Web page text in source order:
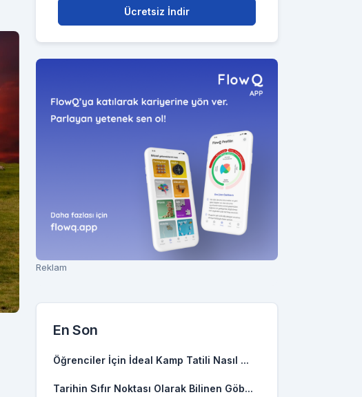
Ücretsiz İndir
Reklam
En Son
Öğrenciler İçin İdeal Kamp Tatili Nasıl ...
Tarihin Sıfır Noktası Olarak Bilinen Göb...